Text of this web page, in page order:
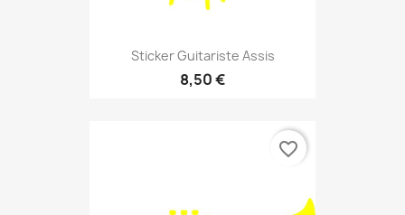
Sticker Guitariste Assis
8,50 €
favorite_border